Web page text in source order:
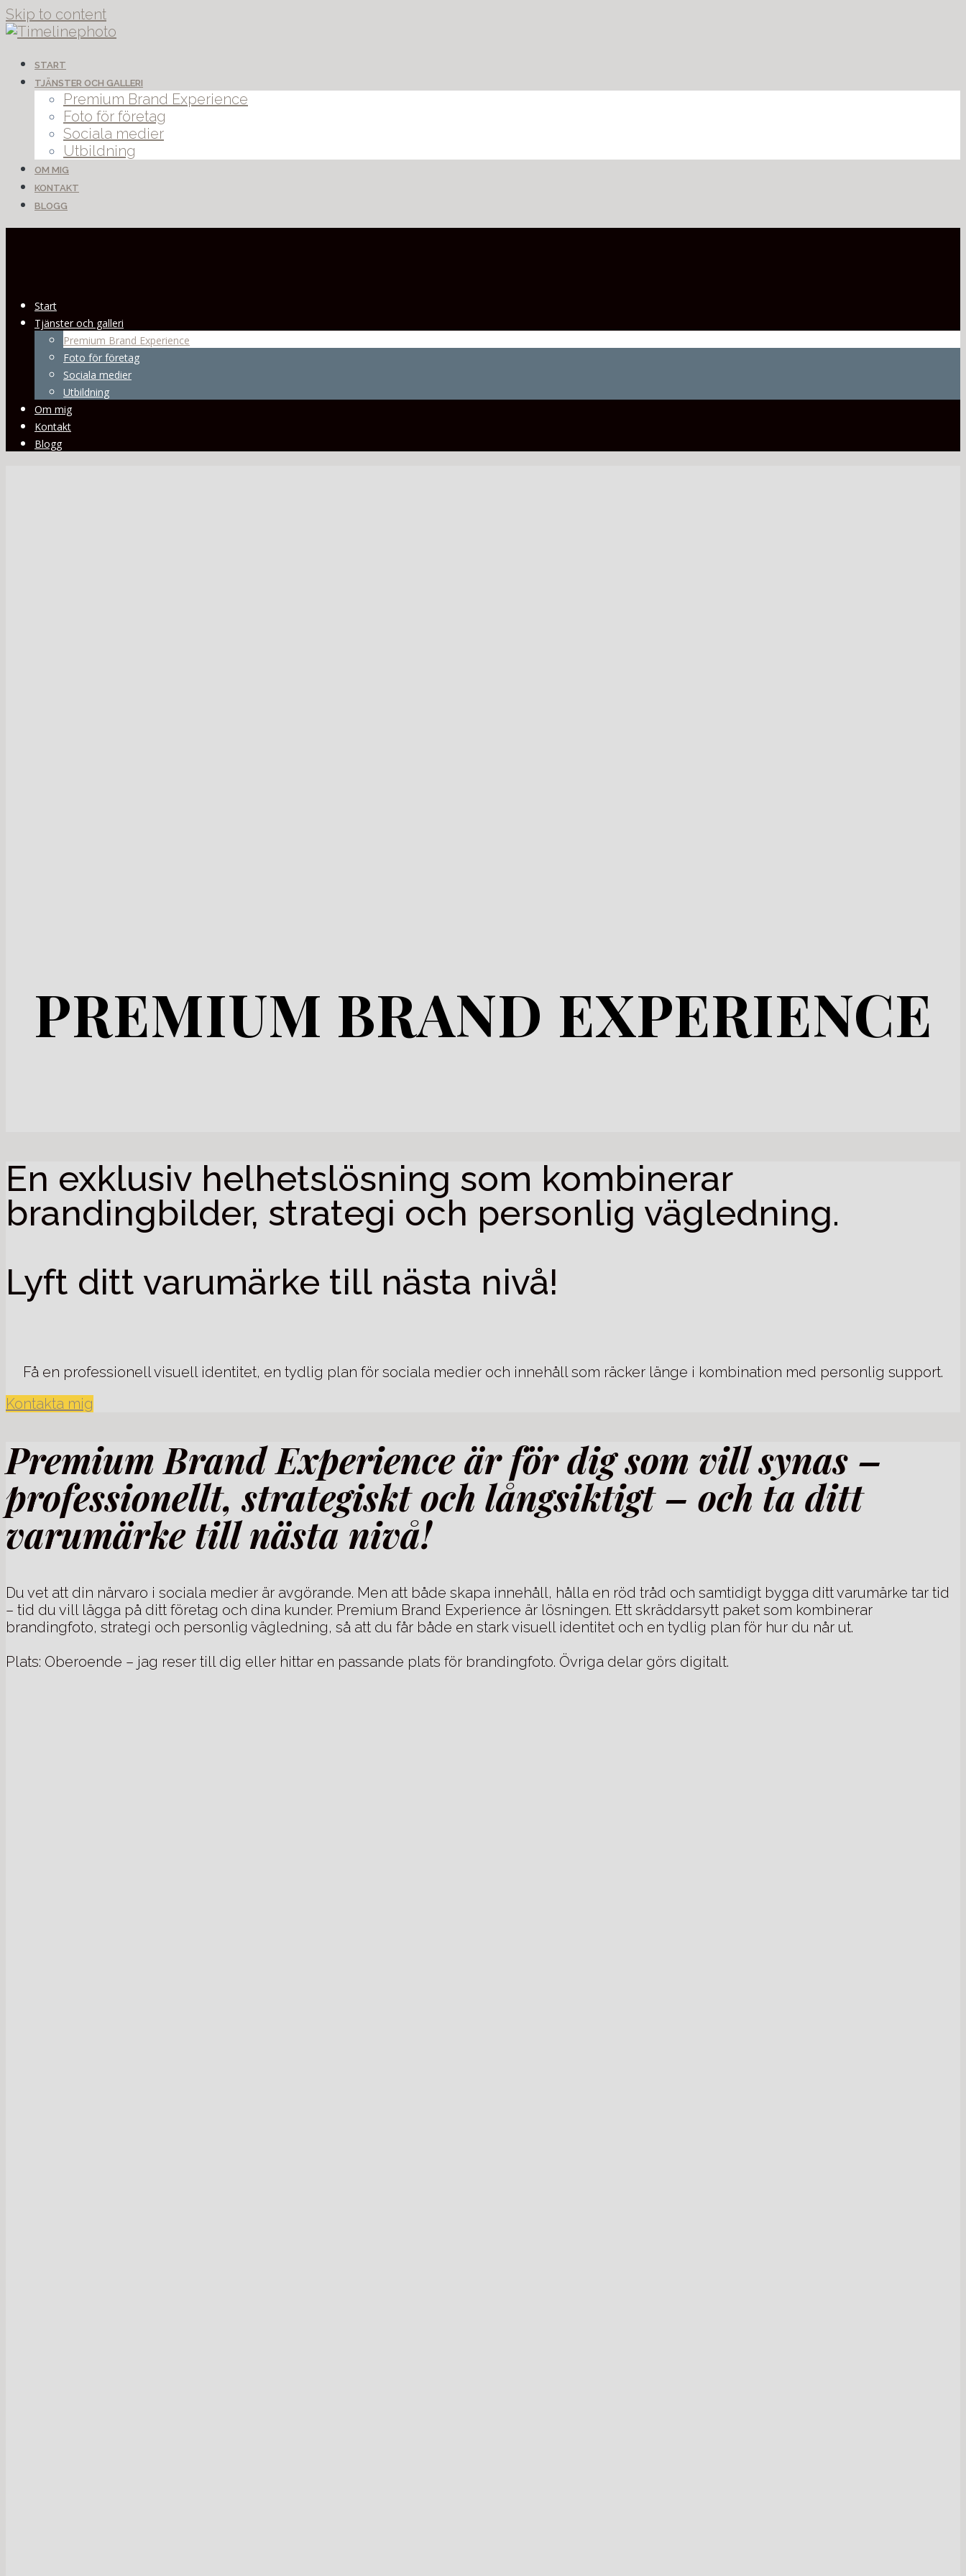
Skip to content
START
TJÄNSTER OCH GALLERI
Premium Brand Experience
Foto för företag
Sociala medier
Utbildning
OM MIG
KONTAKT
BLOGG
Start
Tjänster och galleri
Premium Brand Experience
Foto för företag
Sociala medier
Utbildning
Om mig
Kontakt
Blogg
PREMIUM BRAND EXPERIENCE
En exklusiv helhetslösning som kombinerar
brandingbilder, strategi och personlig vägledning.
Lyft ditt varumärke till nästa nivå!
Få en professionell visuell identitet, en tydlig plan för sociala medier och innehåll som räcker länge i kombination med personlig support.
Kontakta mig
Premium Brand Experience är för dig som vill synas –
professionellt, strategiskt och långsiktigt – och ta ditt
varumärke till nästa nivå!
Du vet att din närvaro i sociala medier är avgörande. Men att både skapa innehåll, hålla en röd tråd och samtidigt bygga ditt varumärke tar tid
– tid du vill lägga på ditt företag och dina kunder. Premium Brand Experience är lösningen. Ett skräddarsytt paket som kombinerar
brandingfoto, strategi och personlig vägledning, så att du får både en stark visuell identitet och en tydlig plan för hur du når ut.
Plats: Oberoende – jag reser till dig eller hittar en passande plats för brandingfoto. Övriga delar görs digitalt.